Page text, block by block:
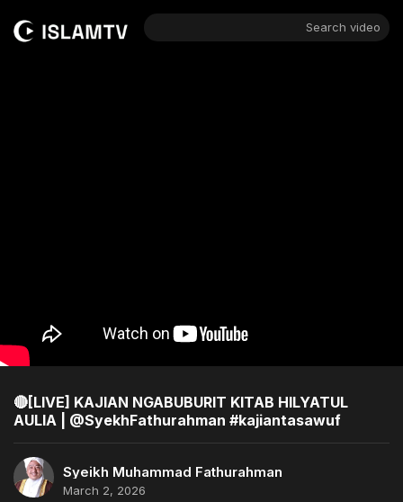
Search video
🔴[LIVE] KAJIAN NGABUBURIT KITAB HILYATUL
AULIA | @SyekhFathurahman #kajiantasawuf
Syeikh Muhammad Fathurahman
March 2, 2026